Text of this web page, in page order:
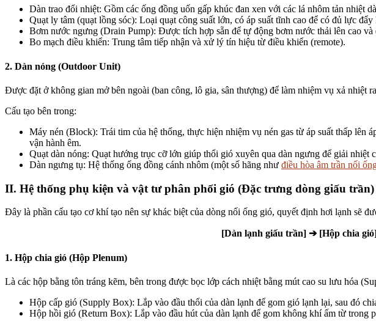
Dàn trao đổi nhiệt: Gồm các ống đồng uốn gấp khúc đan xen với các lá nhôm tản nhiệt
Quạt ly tâm (quạt lồng sóc): Loại quạt công suất lớn, có áp suất tĩnh cao để có đủ lực
Bơm nước ngưng (Drain Pump): Được tích hợp sẵn để tự động bơm nước thải lên cao
Bo mạch điều khiển: Trung tâm tiếp nhận và xử lý tín hiệu từ điều khiển (remote).
2. Dàn nóng (Outdoor Unit)
Được đặt ở không gian mở bên ngoài (ban công, lô gia, sân thượng) để làm nhiệm vụ xả nhiệt
Cấu tạo bên trong:
Máy nén (Block): Trái tim của hệ thống, thực hiện nhiệm vụ nén gas từ áp suất thấp lên
vận hành êm.
Quạt dàn nóng: Quạt hướng trục cỡ lớn giúp thổi gió xuyên qua dàn ngưng để giải nhiệt
Dàn ngưng tụ: Hệ thống ống đồng cánh nhôm (một số hãng như điều hòa âm trần nối
II. Hệ thống phụ kiện và vật tư phân phối gió (Đặc trưng dòng giấu trần)
Đây là phần cấu tạo cơ khí tạo nên sự khác biệt của dòng nối ống gió, quyết định hơi lạnh sẽ
[Dàn lạnh giấu trần] ➔ [Hộp chia
1. Hộp chia gió (Hộp Plenum)
Là các hộp bằng tôn tráng kẽm, bên trong được bọc lớp cách nhiệt bằng mút cao su lưu hóa
Hộp cấp gió (Supply Box): Lắp vào đầu thổi của dàn lạnh để gom gió lạnh lại, sau đó
Hộp hồi gió (Return Box): Lắp vào đầu hút của dàn lạnh để gom không khí ấm từ